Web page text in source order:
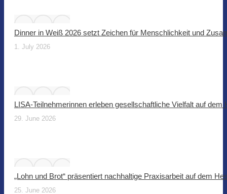
Dinner in Weiß 2026 setzt Zeichen für Menschlichkeit und
1. July 2026
LISA-Teilnehmerinnen erleben gesellschaftliche Vielfalt auf dem
29. June 2026
„Lohn und Brot“ präsentiert nachhaltige Praxisarbeit auf dem
25. June 2026